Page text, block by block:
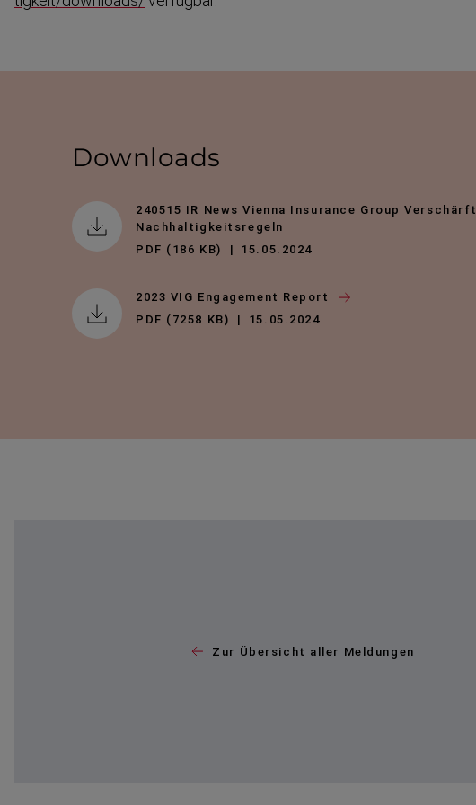
Downloads
240515 IR News Vienna Insurance Group Verschärft
Nachhaltigkeitsregeln
PDF (186 KB)
15.05.2024
2023 VIG Engagement Report
PDF (7258 KB)
15.05.2024
Zur Übersicht aller Meldungen